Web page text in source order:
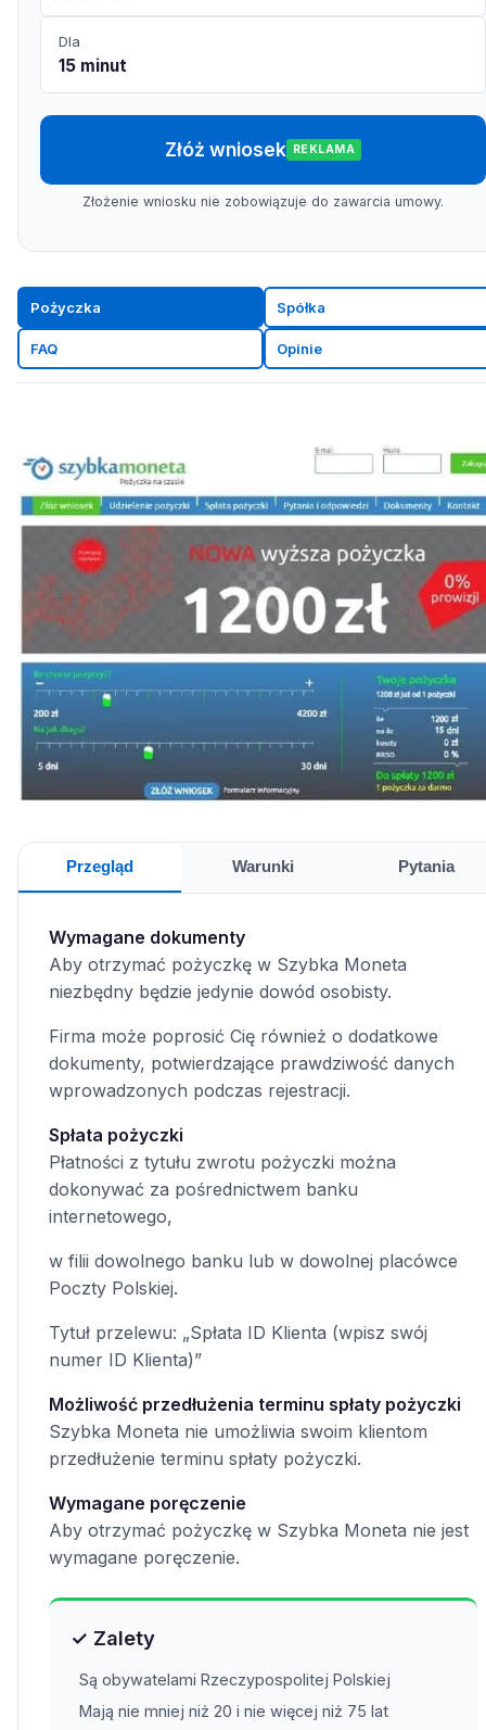
Dla
15 minut
Złóż wniosek REKLAMA
Złożenie wniosku nie zobowiązuje do zawarcia umowy.
Pożyczka Spółka
FAQ Opinie
Przegląd Warunki Pytania
Wymagane dokumenty
Aby otrzymać pożyczkę w Szybka Moneta
niezbędny będzie jedynie dowód osobisty.
Firma może poprosić Cię również o dodatkowe
dokumenty, potwierdzające prawdziwość danych
wprowadzonych podczas rejestracji.
Spłata pożyczki
Płatności z tytułu zwrotu pożyczki można
dokonywać za pośrednictwem banku
internetowego,
w filii dowolnego banku lub w dowolnej placówce
Poczty Polskiej.
Tytuł przelewu: „Spłata ID Klienta (wpisz swój
numer ID Klienta)”
Możliwość przedłużenia terminu spłaty pożyczki
Szybka Moneta nie umożliwia swoim klientom
przedłużenie terminu spłaty pożyczki.
Wymagane poręczenie
Aby otrzymać pożyczkę w Szybka Moneta nie jest
wymagane poręczenie.
✓ Zalety
Są obywatelami Rzeczypospolitej Polskiej
Mają nie mniej niż 20 i nie więcej niż 75 lat